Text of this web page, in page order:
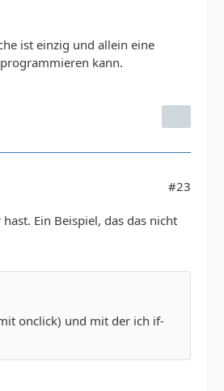
ist einzig und allein eine
kann.
#23
Ein Beispiel, das das nicht
onclick) und mit der ich if-